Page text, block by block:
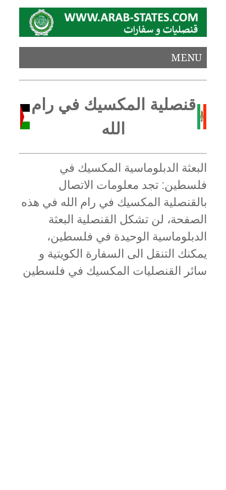
MENU
قنصلية المكسيك في رام
الله
البعثة الدبلوماسية المكسيك في
فلسطين: تجد معلومات الاتصال
بالقنصلية المكسيك في رام الله في هذه
الصفحة، لن تشكل القنصلية البعثة
الدبلوماسية الوحيدة في فلسطين،
يمكنك التنقل الى السفارة الكويتية و
سائر القنصليات المكسيك في فلسطين